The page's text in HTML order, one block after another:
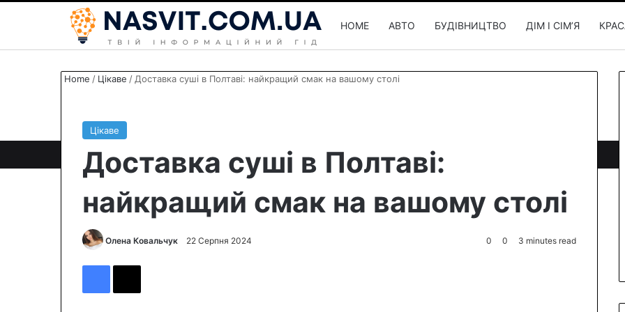
HOME АВТО БУДІВНИЦТВО ДІМ І СІМʼЯ
Home / Цікаве / Доставка суші в Полтаві: найкращий смак на вашому столі
Цікаве
Доставка суші в Полтаві:
найкращий смак на вашому столі
Олена Ковальчук 22 Серпня 2024 0 0 3 minutes read
Facebook